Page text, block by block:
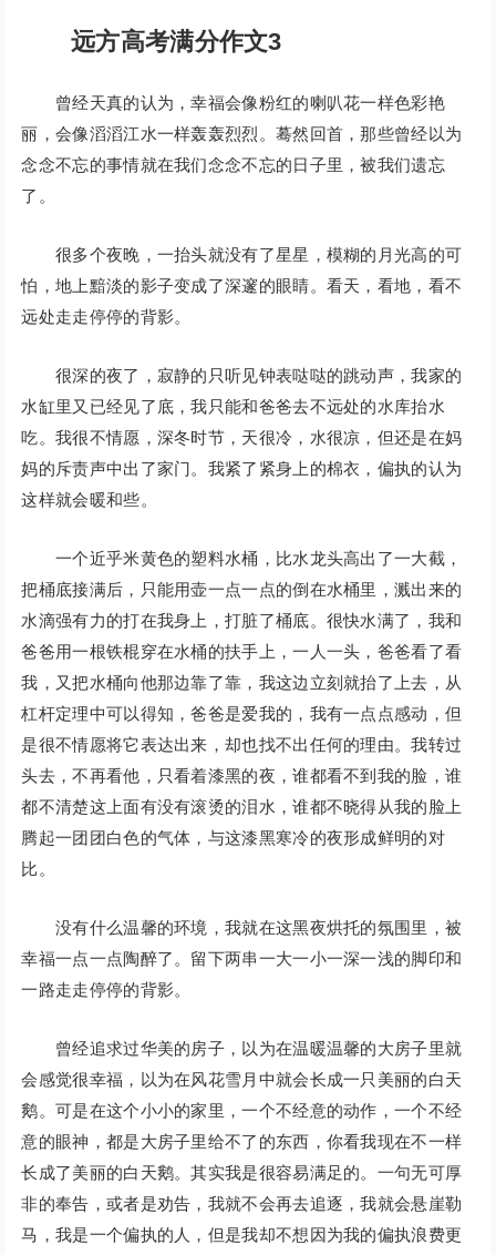
远方高考满分作文3
曾经天真的认为，幸福会像粉红的喇叭花一样色彩艳
丽，会像滔滔江水一样轰轰烈烈。蓦然回首，那些曾经以为
念念不忘的事情就在我们念念不忘的日子里，被我们遗忘
了。
很多个夜晚，一抬头就没有了星星，模糊的月光高的可
怕，地上黯淡的影子变成了深邃的眼睛。看天，看地，看不
远处走走停停的背影。
很深的夜了，寂静的只听见钟表哒哒的跳动声，我家的
水缸里又已经见了底，我只能和爸爸去不远处的水库抬水
吃。我很不情愿，深冬时节，天很冷，水很凉，但还是在妈
妈的斥责声中出了家门。我紧了紧身上的棉衣，偏执的认为
这样就会暖和些。
一个近乎米黄色的塑料水桶，比水龙头高出了一大截，
把桶底接满后，只能用壶一点一点的倒在水桶里，溅出来的
水滴强有力的打在我身上，打脏了桶底。很快水满了，我和
爸爸用一根铁棍穿在水桶的扶手上，一人一头，爸爸看了看
我，又把水桶向他那边靠了靠，我这边立刻就抬了上去，从
杠杆定理中可以得知，爸爸是爱我的，我有一点点感动，但
是很不情愿将它表达出来，却也找不出任何的理由。我转过
头去，不再看他，只看着漆黑的夜，谁都看不到我的脸，谁
都不清楚这上面有没有滚烫的泪水，谁都不晓得从我的脸上
腾起一团团白色的气体，与这漆黑寒冷的夜形成鲜明的对
比。
没有什么温馨的环境，我就在这黑夜烘托的氛围里，被
幸福一点一点陶醉了。留下两串一大一小一深一浅的脚印和
一路走走停停的背影。
曾经追求过华美的房子，以为在温暖温馨的大房子里就
会感觉很幸福，以为在风花雪月中就会长成一只美丽的白天
鹅。可是在这个小小的家里，一个不经意的动作，一个不经
意的眼神，都是大房子里给不了的东西，你看我现在不一样
长成了美丽的白天鹅。其实我是很容易满足的。一句无可厚
非的奉告，或者是劝告，我就不会再去追逐，我就会悬崖勒
马，我是一个偏执的人，但是我却不想因为我的偏执浪费更